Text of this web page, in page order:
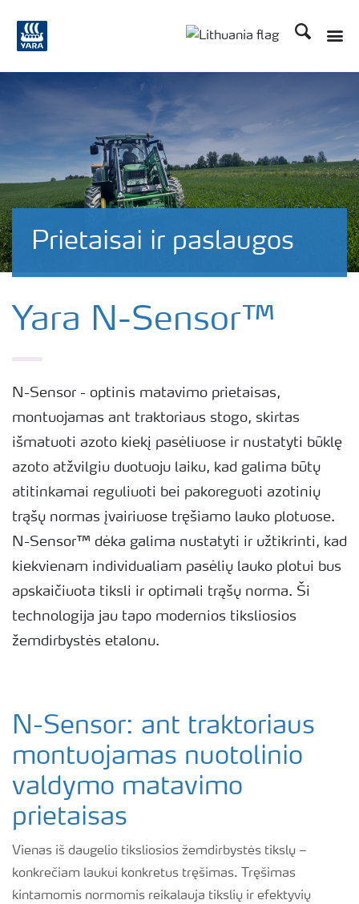
Ieškoti
Prietaisai ir paslaugos
Yara N-Sensor™
N-Sensor - optinis matavimo prietaisas,
montuojamas ant traktoriaus stogo, skirtas
išmatuoti azoto kiekį pasėliuose ir nustatyti būklę
azoto atžvilgiu duotuoju laiku, kad galima būtų
atitinkamai reguliuoti bei pakoreguoti azotinių
trąšų normas įvairiuose tręšiamo lauko plotuose.
N-Sensor™ dėka galima nustatyti ir užtikrinti, kad
kiekvienam individualiam pasėlių lauko plotui bus
apskaičiuota tiksli ir optimali trąšų norma. Ši
technologija jau tapo modernios tiksliosios
žemdirbystės etalonu.
N-Sensor: ant traktoriaus
montuojamas nuotolinio
valdymo matavimo
prietaisas
Vienas iš daugelio tiksliosios žemdirbystės tikslų –
konkrečiam laukui konkretus tręšimas. Tręšimas
kintamomis normomis reikalauja tikslių ir efektyvių